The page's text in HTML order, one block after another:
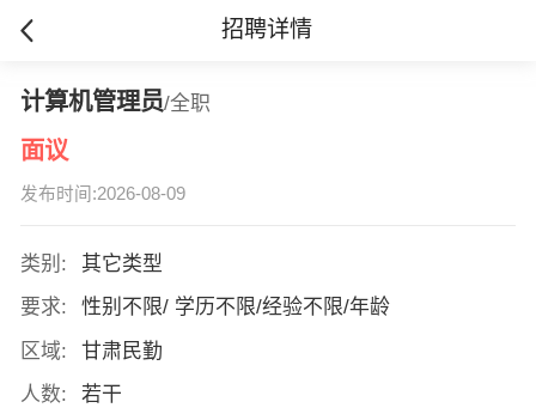
招聘详情
计算机管理员/全职
面议
发布时间:2026-08-09
类别:
其它类型
要求:
性别不限/ 学历不限/经验不限/年龄
区域:
甘肃民勤
人数:
若干